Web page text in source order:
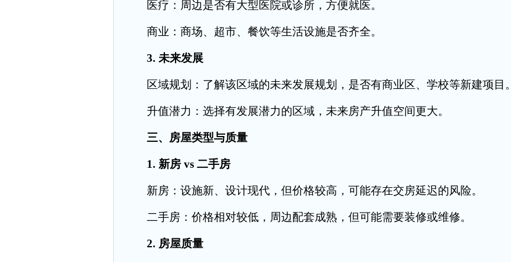
医疗：周边是否有大型医院或诊所，方便就医。
商业：商场、超市、餐饮等生活设施是否齐全。
3. 未来发展
区域规划：了解该区域的未来发展规划，是否有商业区、学校等新建项目。
升值潜力：选择有发展潜力的区域，未来房产升值空间更大。
三、房屋类型与质量
1. 新房 vs 二手房
新房：设施新、设计现代，但价格较高，可能存在交房延迟的风险。
二手房：价格相对较低，周边配套成熟，但可能需要装修或维修。
2. 房屋质量